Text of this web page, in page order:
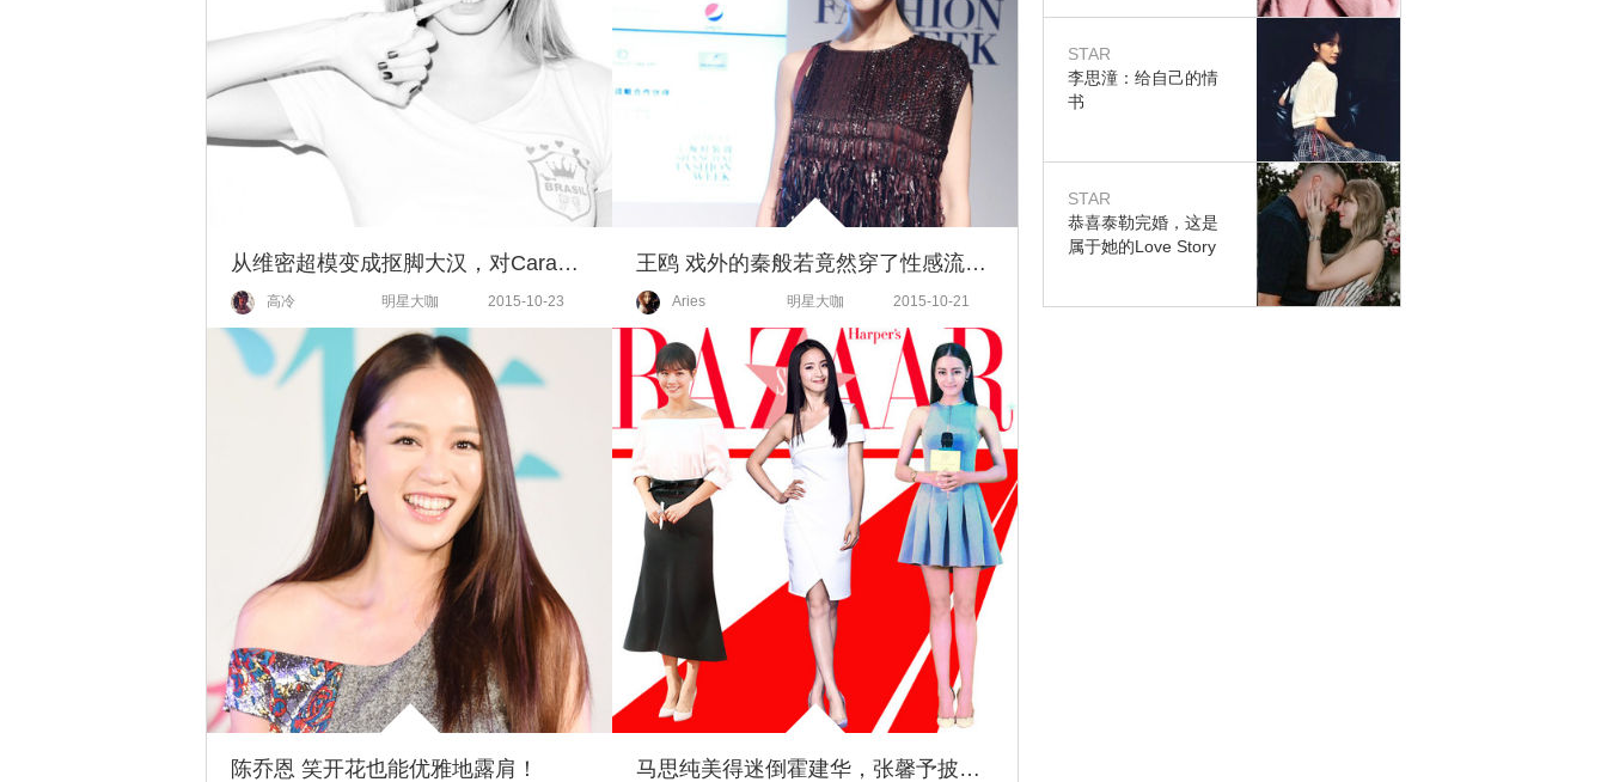
从维密超模变成抠脚大汉，对Cara爱不完！
高冷 明星大咖 2015-10-23
王鸥 戏外的秦般若竟然穿了性感流苏裙！
Aries 明星大咖 2015-10-21
陈乔恩 笑开花也能优雅地露肩！ 马思纯美得迷倒霍建华，张馨予披了丑花裙！
STAR
李思潼：给自己的情
书
STAR
恭喜泰勒完婚，这是
属于她的Love Story